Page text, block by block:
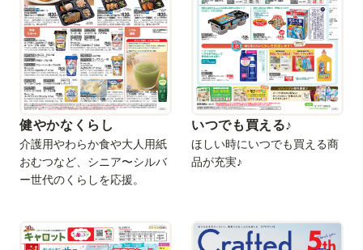
健やかなくらし
介護用やわらか食や大人用紙
おむつなど、シニア〜シルバ
ー世代のくらしを応援。
いつでも買える♪
ほしい時にいつでも買える商
品が充実♪